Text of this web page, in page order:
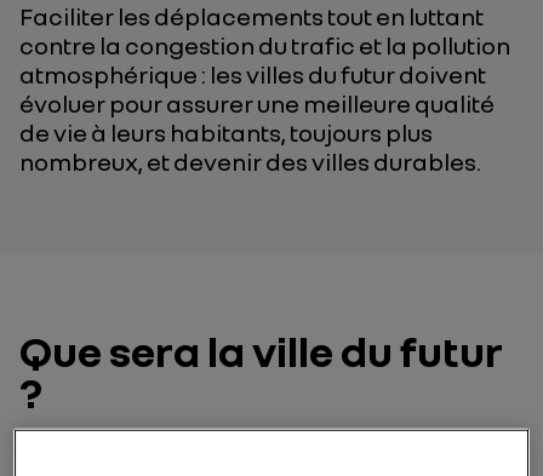
Faciliter les déplacements tout en luttant
contre la congestion du trafic et la pollution
atmosphérique : les villes du futur doivent
évoluer pour assurer une meilleure qualité
de vie à leurs habitants, toujours plus
nombreux, et devenir des villes durables.
Que sera la ville du futur
?